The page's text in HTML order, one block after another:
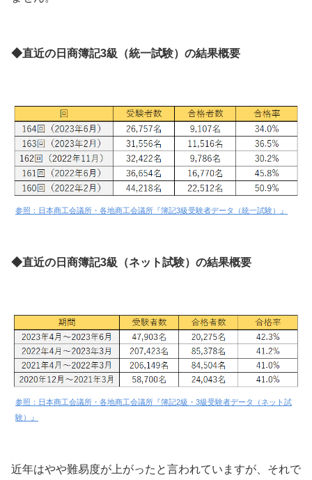
◆直近の日商簿記3級（統一試験）の結果概要
参照：日本商工会議所・各地商工会議所『簿記3級受験者データ（統一試験）』
◆直近の日商簿記3級（ネット試験）の結果概要
参照：日本商工会議所・各地商工会議所『簿記2級・3級受験者データ（ネット試
験）』
近年はやや難易度が上がったと言われていますが、それで